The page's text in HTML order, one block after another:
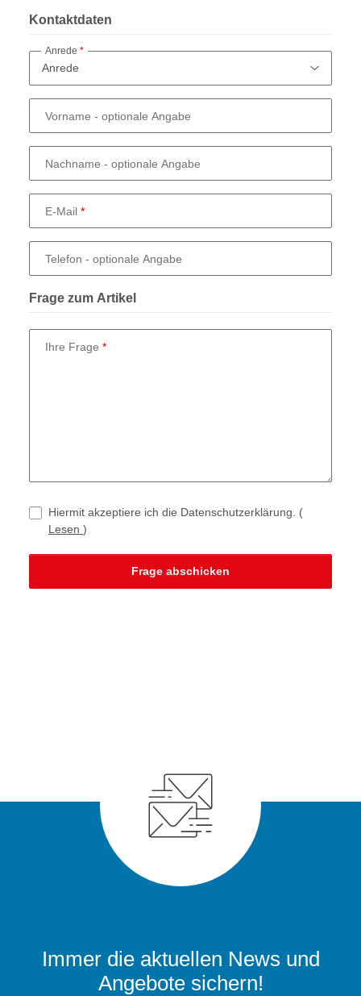
Kontaktdaten
Anrede
Vorname - optionale Angabe
Nachname - optionale Angabe
E-Mail
Telefon - optionale Angabe
Frage zum Artikel
Ihre Frage
Hiermit akzeptiere ich die Datenschutzerklärung. (
Lesen )
Frage abschicken
Immer die aktuellen News und
Angebote sichern!